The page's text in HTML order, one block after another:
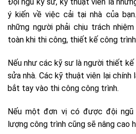
ý kiến về việc cải tại nhà của
những người phải chịu trách
toàn khi thi công, thiết kế công
Nếu như các kỹ sư là người thiết
sửa nhà. Các kỹ thuật viên lại
bắt tay vào thi công công trình.
Nếu một đơn vị có được đội
lượng công trình cũng sẽ nâng cao